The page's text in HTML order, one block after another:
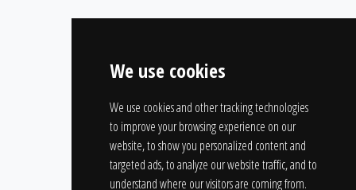
We use cookies
We use cookies and other tracking technologies
to improve your browsing experience on our
website, to show you personalized content and
targeted ads, to analyze our website traffic, and to
understand where our visitors are coming from.